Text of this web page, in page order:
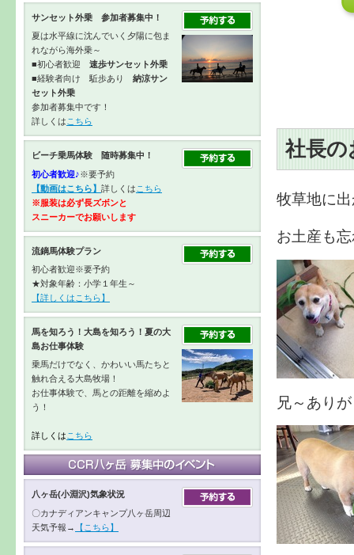
社長の
牧草地に
お土産も
兄～あり
サンセット外乗 参加者募集中！
夏は水平線に沈んでいく夕陽に包ま
れながら海外乗～
■初心者歓迎 速歩サンセット外乗
■経験者向け 駈歩あり 納涼サン
セット外乗
参加者募集中です！
詳しくは こちら
ビーチ乗馬体験 随時募集中！
初心者歓迎♪※要予約
【動画はこちら】 詳しくは こちら
※服装は必ず長ズボンと
スニーカーでお願いします
流鏑馬体験プラン
初心者歓迎※要予約
★対象年齢：小学１年生～
【詳しくはこちら】
馬を知ろう！大島を知ろう！夏の大
島お仕事体験
乗馬だけでなく、かわいい馬たちと
触れ合える大島牧場！
お仕事体験で、馬との距離を縮めよ
う！
詳しくは こちら
八ヶ岳(小淵沢)気象状況
〇カナディアンキャンプ八ヶ岳周辺
天気予報→
【こちら】